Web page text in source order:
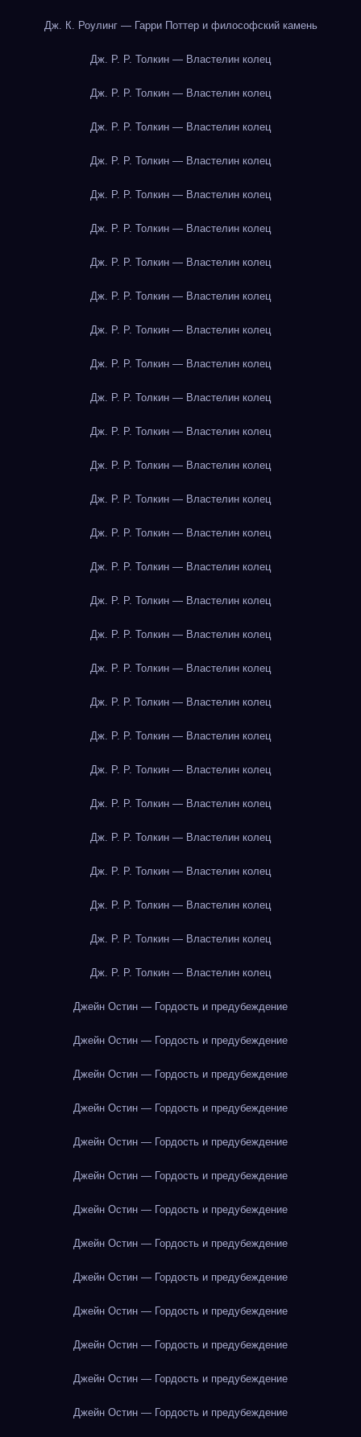
Дж. К. Роулинг — Гарри Поттер и философский камень
Дж. Р. Р. Толкин — Властелин колец
Дж. Р. Р. Толкин — Властелин колец
Дж. Р. Р. Толкин — Властелин колец
Дж. Р. Р. Толкин — Властелин колец
Дж. Р. Р. Толкин — Властелин колец
Дж. Р. Р. Толкин — Властелин колец
Дж. Р. Р. Толкин — Властелин колец
Дж. Р. Р. Толкин — Властелин колец
Дж. Р. Р. Толкин — Властелин колец
Дж. Р. Р. Толкин — Властелин колец
Дж. Р. Р. Толкин — Властелин колец
Дж. Р. Р. Толкин — Властелин колец
Дж. Р. Р. Толкин — Властелин колец
Дж. Р. Р. Толкин — Властелин колец
Дж. Р. Р. Толкин — Властелин колец
Дж. Р. Р. Толкин — Властелин колец
Дж. Р. Р. Толкин — Властелин колец
Дж. Р. Р. Толкин — Властелин колец
Дж. Р. Р. Толкин — Властелин колец
Дж. Р. Р. Толкин — Властелин колец
Дж. Р. Р. Толкин — Властелин колец
Дж. Р. Р. Толкин — Властелин колец
Дж. Р. Р. Толкин — Властелин колец
Дж. Р. Р. Толкин — Властелин колец
Дж. Р. Р. Толкин — Властелин колец
Дж. Р. Р. Толкин — Властелин колец
Дж. Р. Р. Толкин — Властелин колец
Дж. Р. Р. Толкин — Властелин колец
Джейн Остин — Гордость и предубеждение
Джейн Остин — Гордость и предубеждение
Джейн Остин — Гордость и предубеждение
Джейн Остин — Гордость и предубеждение
Джейн Остин — Гордость и предубеждение
Джейн Остин — Гордость и предубеждение
Джейн Остин — Гордость и предубеждение
Джейн Остин — Гордость и предубеждение
Джейн Остин — Гордость и предубеждение
Джейн Остин — Гордость и предубеждение
Джейн Остин — Гордость и предубеждение
Джейн Остин — Гордость и предубеждение
Джейн Остин — Гордость и предубеждение